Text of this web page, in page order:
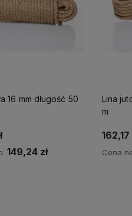
asortyment
wyłącznie
🚚 Szybka i
wysyłka –
16 mm długość 50
149,24 zł
Lina
m
162,17
Cena